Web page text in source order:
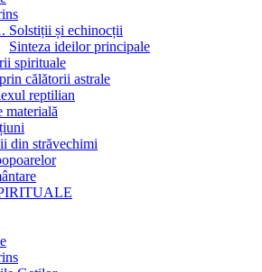
Solstiții și echinocții
Sinteza ideilor principale
spirituale
călătorii astrale
reptilian
materială
din străvechimi